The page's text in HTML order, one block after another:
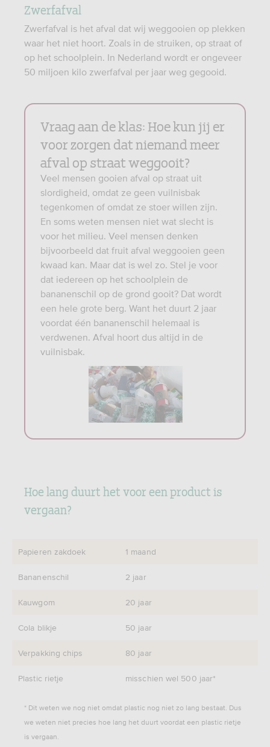
Zwerfafval
Zwerfafval is het afval dat wij weggooien op plekken
waar het niet hoort. Zoals in de struiken, op straat of
op het schoolplein. In Nederland wordt er ongeveer
50 miljoen kilo zwerfafval per jaar weg gegooid.
Vraag aan de klas: Hoe kun jij er
voor zorgen dat niemand meer
afval op straat weggooit?
Veel mensen gooien afval op straat uit
slordigheid, omdat ze geen vuilnisbak
tegenkomen of omdat ze stoer willen zijn.
En soms weten mensen niet wat slecht is
voor het milieu. Veel mensen denken
bijvoorbeeld dat fruit afval weggooien geen
kwaad kan. Maar dat is wel zo. Stel je voor
dat iedereen op het schoolplein de
bananenschil op de grond gooit? Dat wordt
een hele grote berg. Want het duurt 2 jaar
voordat één bananenschil helemaal is
verdwenen. Afval hoort dus altijd in de
vuilnisbak.
Hoe lang duurt het voor een product is
vergaan?
Papieren zakdoek 1 maand
Bananenschil 2 jaar
Kauwgom 20 jaar
Cola blikje 50 jaar
Verpakking chips 80 jaar
Plastic rietje misschien wel 500 jaar*
* Dit weten we nog niet omdat plastic nog niet zo lang bestaat. Dus
we weten niet precies hoe lang het duurt voordat een plastic rietje
is vergaan.